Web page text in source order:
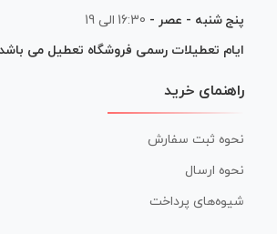
پنج شنبه - عصر - 16:30 الی 19
ایام تعطیلات رسمی فروشگاه تعطیل می باشد
راهنمای خرید
نحوه ثبت سفارش
نحوه ارسال
شیوه‌های پرداخت